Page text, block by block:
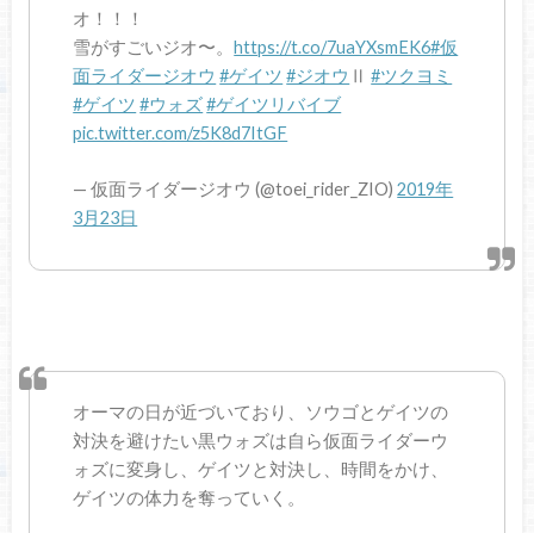
オ！！！
雪がすごいジオ〜。https://t.co/7uaYXsmEK6#仮
面ライダージオウ #ゲイツ #ジオウ Ⅱ#ツクヨミ
#ゲイツ #ウォズ#ゲイツリバイブ
pic.twitter.com/z5K8d7ItGF
— 仮面ライダージオウ (@toei_rider_ZIO)2019年
3月23日
オーマの日が近づいており、ソウゴとゲイツの
対決を避けたい黒ウォズは自ら仮面ライダーウ
ォズに変身し、ゲイツと対決し、時間をかけ、
ゲイツの体力を奪っていく。